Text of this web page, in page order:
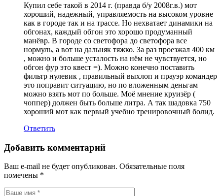
Купил себе такой в 2014 г. (правда б/у 2008г.в.) мот
хороший, надежный, управляемость на высоком уровне
как в городе так и на трассе. Но нехватает динамики на
обгонах, каждый обгон это хорошо продуманный
манёвр. В городе со светофора до светофора все
нормуль, а вот на дальняк тяжко. За раз проезжал 400 км
, можно и больше усталость на нём не чувствуется, но
обгон фур это квест =). Можно конечно поставить
фильтр нулевик , правильный выхлоп и прауэр командер
это поправит ситуацию, но по вложенным деньгам
можно взять мот по больше. Моё мнение круизёр (
чоппер) должен быть больше литра. А так шадовка 750
хороший мот как первый учебно тренировочный болид.
Ответить
Добавить комментарий
Ваш e-mail не будет опубликован. Обязательные поля
помечены *